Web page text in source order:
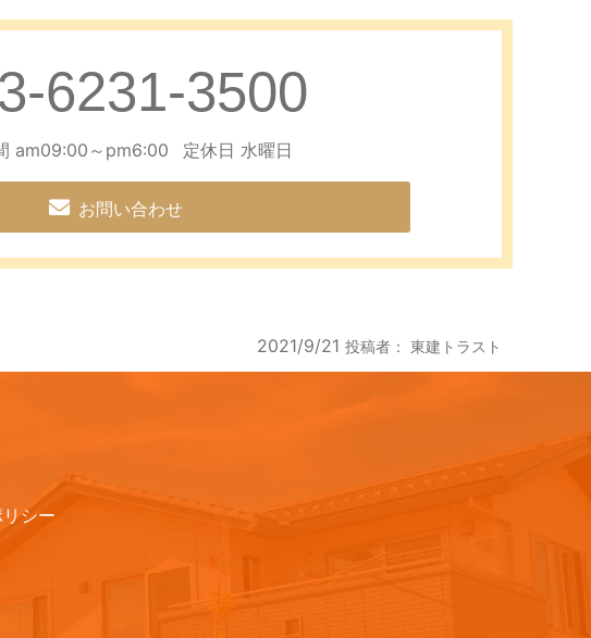
6231-3500
am09:00～pm6:00 定休日 水曜日
お問い合わせ
2021/9/21 投稿者： 東建トラスト
シー